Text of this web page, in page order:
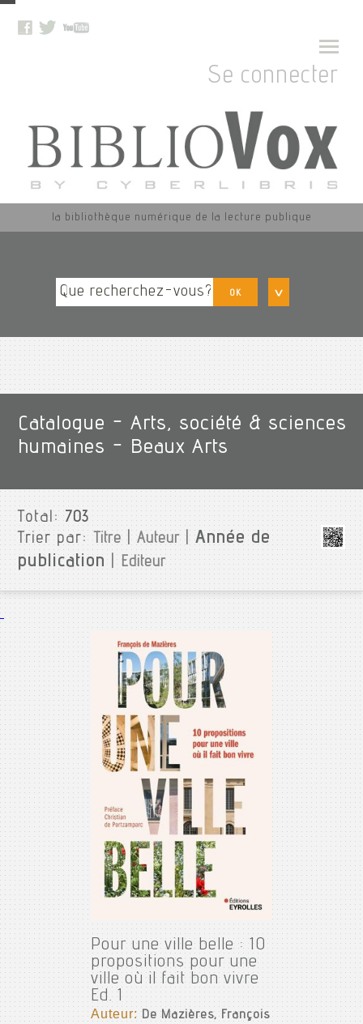
Se connecter
la bibliothèque numérique de la lecture publique
OK
Catalogue - Arts, société & sciences
humaines - Beaux Arts
Total:703
Trier par: Titre|Auteur|Année de
publication | Editeur
Pour une ville belle : 10
propositions pour une
ville où il fait bon vivre
Ed. 1
Auteur:De Mazières, François